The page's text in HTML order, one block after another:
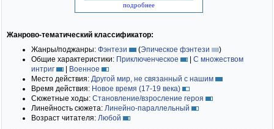
подробнее
Жанрово-тематический классификатор:
Жанры/поджанры: Фэнтези (Эпическое фэнтези
)
Общие характеристики: Приключенческое | С множеством
интриг
| Военное
Место действия: Другой мир, не связанный с нашим
Время действия: Новое время (17-19 века)
Сюжетные ходы: Становление/взросление героя
Линейность сюжета: Линейно-параллельный
Возраст читателя: Любой